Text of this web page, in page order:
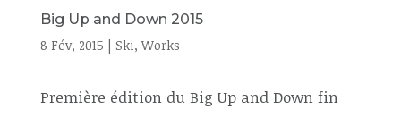
Big Up and Down 2015
8 Fév, 2015 | Ski,Works
Première édition du Big Up and Down fin